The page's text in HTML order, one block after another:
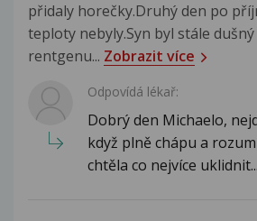
přidaly horečky.Druhý den po
teploty nebyly.Syn byl stále dušný
rentgenu... Zobrazit více
Odpovídá lékař:
Dobrý den Michaelo,
když plně chápu a
chtěla co nejvíce